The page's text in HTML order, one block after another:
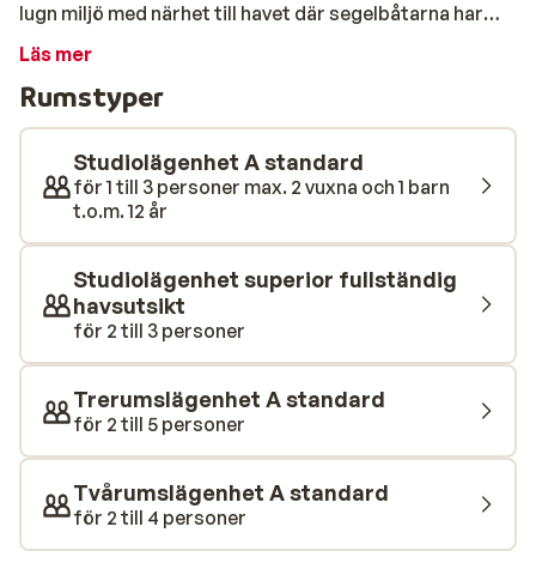
lugn miljö med närhet till havet där segelbåtarna har
parkerat sig för natten. Ta en lugn promenad in till
caféer och barer. Njut av en fin dag på stranden eller vid
det trevliga poolområdet. Här vid poolen står
solstolarna uppradade för en fin dag i solen. Ta något
gott att dricka eller något läckert mellanmål för att
sedan ta ett svalkande dopp i poolen.
Läs mer
Rumstyper
Studiolägenhet A standard
för 1 till 3 personer max. 2 vuxna och 1 barn
t.o.m. 12 år
Studiolägenhet superior fullständig
havsutsikt
för 2 till 3 personer
Trerumslägenhet A standard
för 2 till 5 personer
Tvårumslägenhet A standard
för 2 till 4 personer